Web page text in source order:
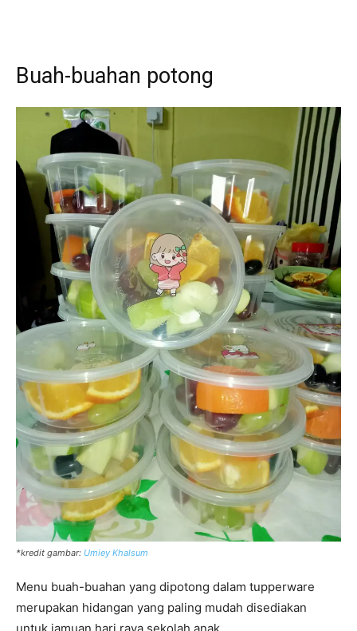
Buah-buahan potong
*kredit gambar: Umiey Khalsum
Menu buah-buahan yang dipotong dalam tupperware
merupakan hidangan yang paling mudah disediakan